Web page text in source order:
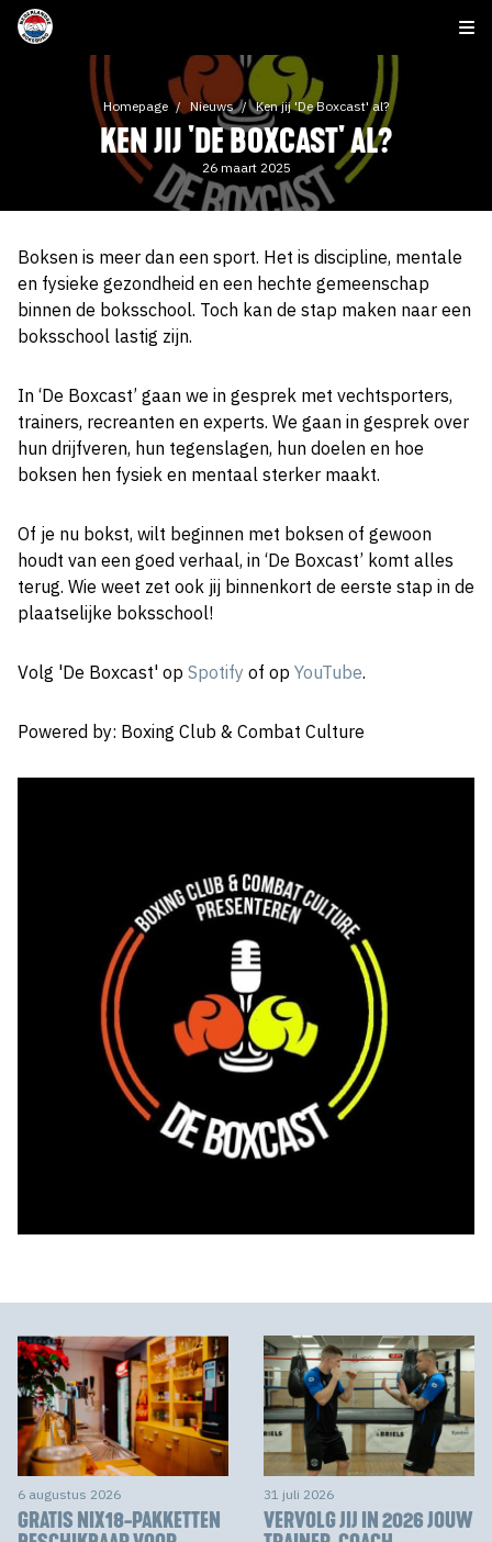
Homepage Nieuws Ken jij 'De Boxcast' al?
KEN JIJ 'DE BOXCAST' AL?
26 maart 2025
Boksen is meer dan een sport. Het is discipline, mentale
en fysieke gezondheid en een hechte gemeenschap
binnen de boksschool. Toch kan de stap maken naar een
boksschool lastig zijn.
In ‘De Boxcast’ gaan we in gesprek met vechtsporters,
trainers, recreanten en experts. We gaan in gesprek over
hun drijfveren, hun tegenslagen, hun doelen en hoe
boksen hen fysiek en mentaal sterker maakt.
Of je nu bokst, wilt beginnen met boksen of gewoon
houdt van een goed verhaal, in ‘De Boxcast’ komt alles
terug. Wie weet zet ook jij binnenkort de eerste stap in de
plaatselijke boksschool!
Volg 'De Boxcast' op Spotify of op YouTube.
Powered by: Boxing Club & Combat Culture
6 augustus 2026
GRATIS NIX18-PAKKETTEN
31 juli 2026
VERVOLG JIJ IN 2026 JOUW